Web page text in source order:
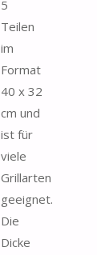
5
Teilen
im
Format
40 x 32
cm und
ist für
viele
Grillarten
geeignet.
Die
Dicke